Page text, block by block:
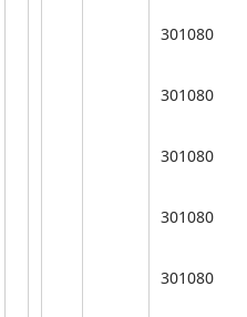
301080
301080
301080
301080
301080